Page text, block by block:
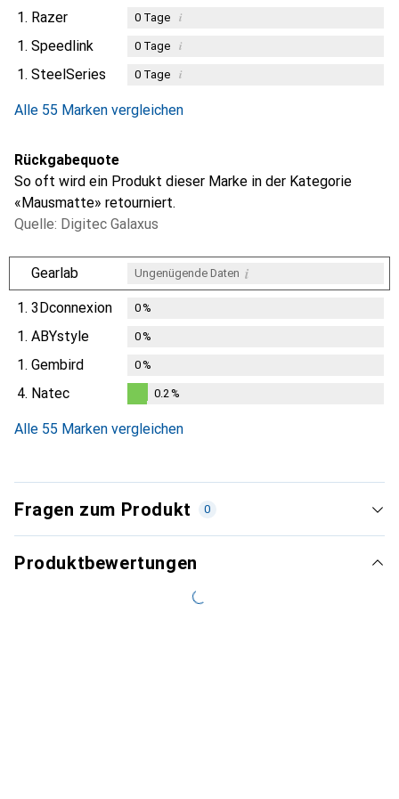
1. Razer 0Tage i
1. Speedlink 0Tage i
1. SteelSeries 0Tage i
Alle 55 Marken vergleichen
Rückgabequote
So oft wird ein Produkt dieser Marke in der Kategorie
«Mausmatte» retourniert.
Quelle: Digitec Galaxus
Gearlab Ungenügende Daten i
1. 3Dconnexion 0%
1. ABYstyle 0%
1. Gembird 0%
4. Natec 0.2%
Alle 55 Marken vergleichen
Fragen zum Produkt 0
Produktbewertungen